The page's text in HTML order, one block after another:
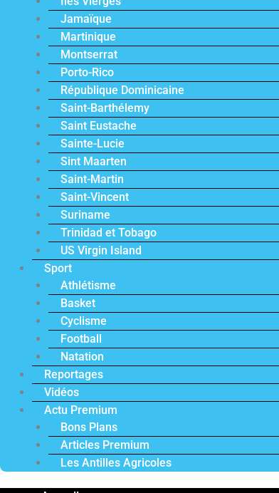
Jamaïque
Martinique
Montserrat
Porto-Rico
République Dominicaine
Saint-Barthélemy
Saint Eustache
Sainte-Lucie
Sint Maarten
Saint-Martin
Saint-Vincent
Suriname
Trinidad et Tobago
US Virgin Island
Sport
Athlétisme
Basket
Cyclisme
Football
Natation
Reportages
Vidéos
Actu Premium
Bons Plans
Articles Premium
Les Antilles Agricoles